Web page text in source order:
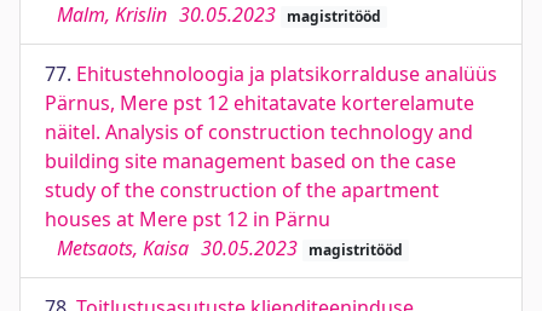
Malm, Krislin 30.05.2023 magistritööd
77. Ehitustehnoloogia ja platsikorralduse analüüs
Pärnus, Mere pst 12 ehitatavate korterelamute
näitel. Analysis of construction technology and
building site management based on the case
study of the construction of the apartment
houses at Mere pst 12 in Pärnu
Metsaots, Kaisa 30.05.2023 magistritööd